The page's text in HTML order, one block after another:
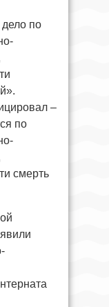
по
–
по
смерть